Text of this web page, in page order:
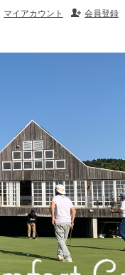
会員登録
マイアカウント